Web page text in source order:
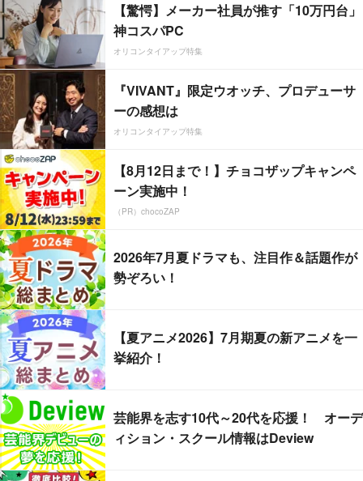
【驚愕】メーカー社員が推す「10万円台」
神コスパPC
オリコンタイアップ特集
『VIVANT』限定ウオッチ、プロデューサ
ーの感想は
オリコンタイアップ特集
【8月12日まで！】チョコザップキャンペ
ーン実施中！
（PR）chocoZAP
2026年7月夏ドラマも、注目作＆話題作が
勢ぞろい！
【夏アニメ2026】7月期夏の新アニメを一
挙紹介！
芸能界を志す10代～20代を応援！ オーデ
ィション・スクール情報はDeview